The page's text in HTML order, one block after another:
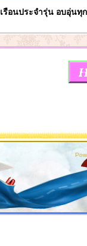
เรือนประจำรุ่น อบอุ่นทุ